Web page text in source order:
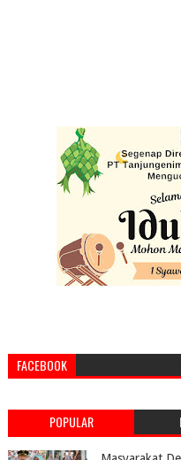
FACEBOOK
POPULAR